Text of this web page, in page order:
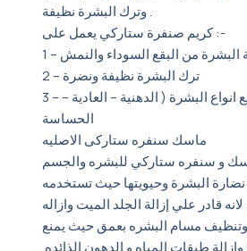
وترك البشرة نظيفة .
كريم صنفرة ستاركي يعمل على :-
البشرة من البقع السوداء والنمش
2 – ترك البشرة نظيفة ونضرة
3 – يستخدم مع جميع انواع البشرة ( الدهنية – العادية –
الحساسة
ماسك سنفره ستاركى الاصليه
و سنفره ستاركي للبشره والجسم
نضارة البشرة وحيويتها حيث تستخدمه
قادر علي إزالة الجلد الميت وازاله
مسام البشره بعمق حيث يمنع
طبقات المياه و الدهون الذائده